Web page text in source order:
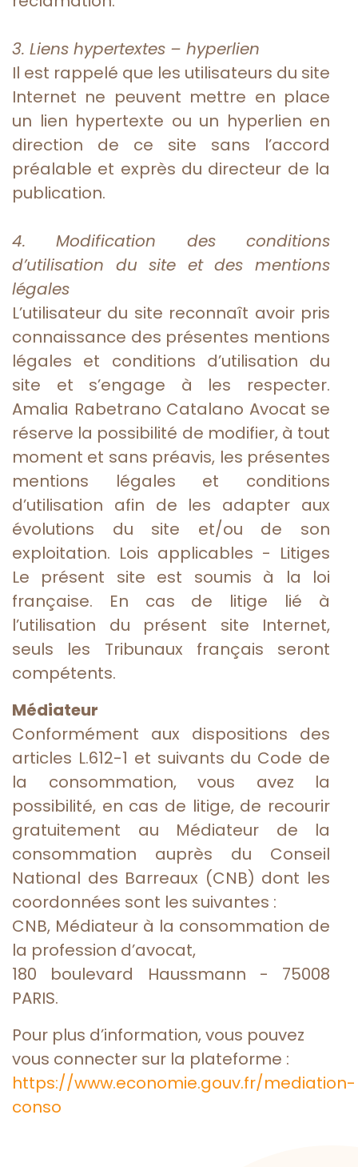
3. Liens hypertextes – hyperlien
Il est rappelé que les utilisateurs du site
Internet ne peuvent mettre en place
un lien hypertexte ou un hyperlien en
direction de ce site sans l’accord
préalable et exprès du directeur de la
publication.
4. Modification des conditions
d’utilisation du site et des mentions
légales
L’utilisateur du site reconnaît avoir pris
connaissance des présentes mentions
légales et conditions d’utilisation du
site et s’engage à les respecter.
Amalia Rabetrano Catalano Avocat se
réserve la possibilité de modifier, à tout
moment et sans préavis, les présentes
mentions légales et conditions
d’utilisation afin de les adapter aux
évolutions du site et/ou de son
exploitation. Lois applicables - Litiges
Le présent site est soumis à la loi
française. En cas de litige lié à
l’utilisation du présent site Internet,
seuls les Tribunaux français seront
compétents.
Médiateur
Conformément aux dispositions des
articles L.612-1 et suivants du Code de
la consommation, vous avez la
possibilité, en cas de litige, de recourir
gratuitement au Médiateur de la
consommation auprès du Conseil
National des Barreaux (CNB) dont les
coordonnées sont les suivantes :
CNB, Médiateur à la consommation de
la profession d’avocat,
180 boulevard Haussmann - 75008
PARIS.
Pour plus d’information, vous pouvez
vous connecter sur la plateforme :
https://www.economie.gouv.fr/mediation-
conso